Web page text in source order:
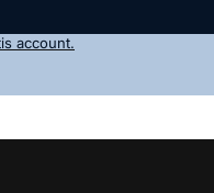
account.